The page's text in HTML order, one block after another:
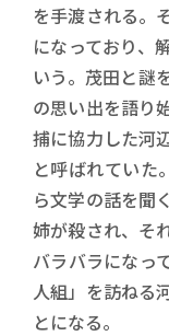
を手渡される。
になっており、
いう。茂田と謎
の思い出を語り
捕に協力した河
と呼ばれていた
ら文学の話を聞
姉が殺され、そ
バラバラになっ
人組」を訪ねる
とになる。